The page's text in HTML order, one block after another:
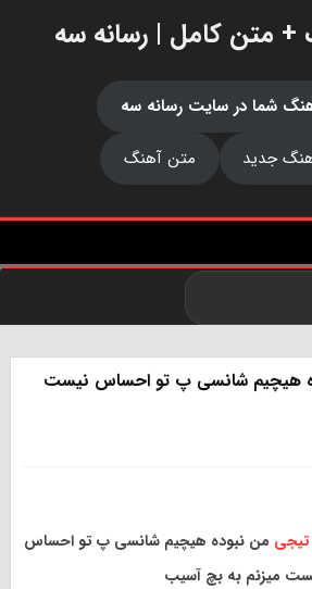
+ متن کامل | رسانه سه
شما در سایت رسانه سه
جدید
متن آهنگ
هیچیم شانسی پ تو احساس نیست
تیجی من نبوده هیچیم شانسی پ تو احساس
میزنم به بچ آسیب